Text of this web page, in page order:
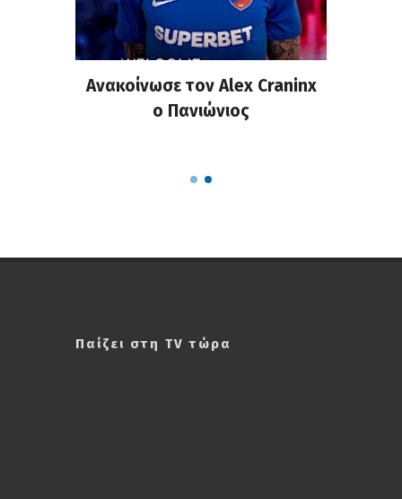
Ανακοίνωσε τον Alex Craninx
ο Πανιώνιος
Παίζει στη TV τώρα